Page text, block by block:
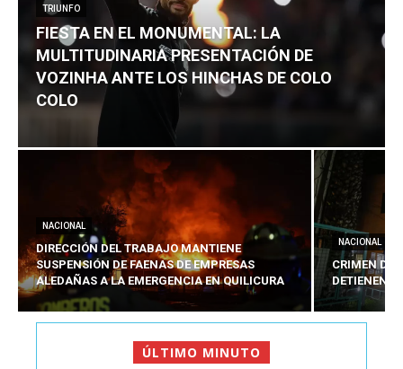
TRIUNFO
FIESTA EN EL MONUMENTAL: LA
MULTITUDINARIA PRESENTACIÓN DE
VOZINHA ANTE LOS HINCHAS DE COLO
COLO
NACIONAL
DIRECCIÓN DEL TRABAJO MANTIENE
SUSPENSIÓN DE FAENAS DE EMPRESAS
ALEDAÑAS A LA EMERGENCIA EN QUILICURA
NACIONAL
CRIMEN DE
DETIENEN
ÚLTIMO MINUTO